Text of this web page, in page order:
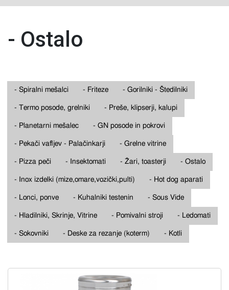
- Ostalo
- Spiralni mešalci - Friteze - Gorilniki - Štedilniki
- Termo posode, grelniki - Preše, klipserji, kalupi
- Planetarni mešalec - GN posode in pokrovi
- Pekači vafljev - Palačinkarji - Grelne vitrine
- Pizza peči - Insektomati - Žari, toasterji - Ostalo
- Inox izdelki (mize,omare,vozički,pulti) - Hot dog aparati
- Lonci, ponve - Kuhalniki testenin - Sous Vide
- Hladilniki, Skrinje, Vitrine - Pomivalni stroji - Ledomati
- Sokovniki - Deske za rezanje (koterm) - Kotli